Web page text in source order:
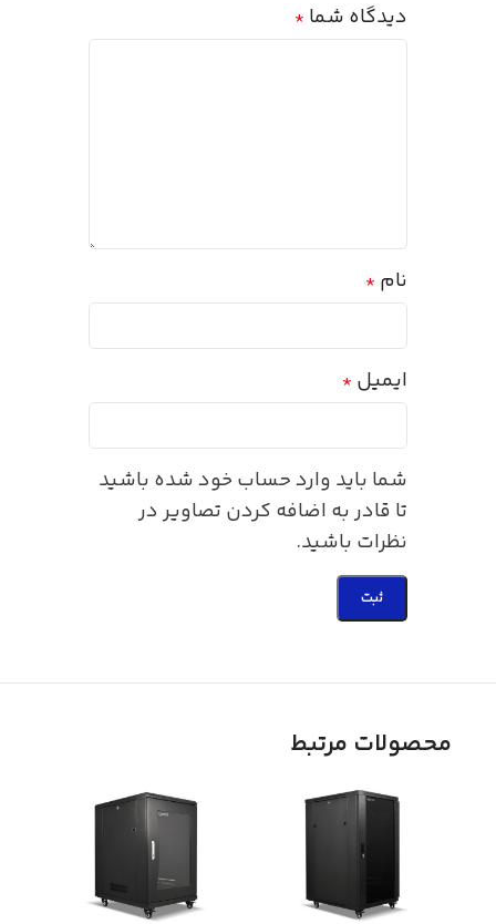
دیدگاه شما *
نام *
ایمیل *
شما باید وارد حساب خود شده باشید
تا قادر به اضافه کردن تصاویر در
نظرات باشید.
محصولات مرتبط